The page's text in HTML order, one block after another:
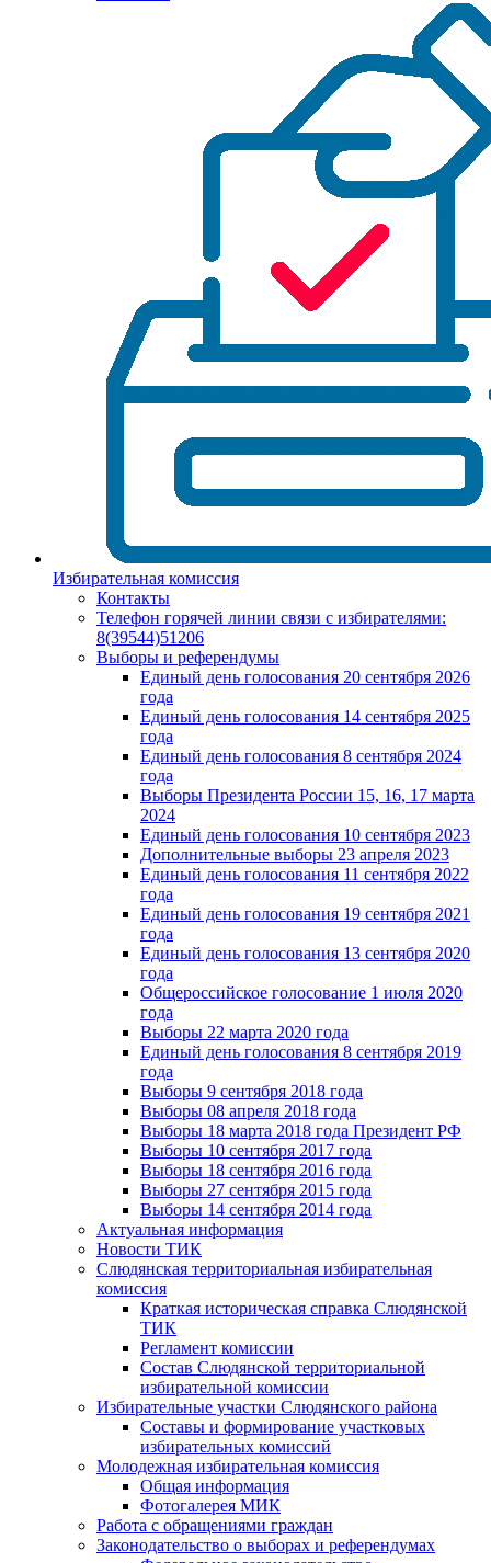
Избирательная комиссия
Контакты
Телефон горячей линии связи с избирателями:
8(39544)51206
Выборы и референдумы
Единый день голосования 20 сентября 2026
года
Единый день голосования 14 сентября 2025
года
Единый день голосования 8 сентября 2024
года
Выборы Президента России 15, 16, 17 марта
2024
Единый день голосования 10 сентября 2023
Дополнительные выборы 23 апреля 2023
Единый день голосования 11 сентября 2022
года
Единый день голосования 19 сентября 2021
года
Единый день голосования 13 сентября 2020
года
Общероссийское голосование 1 июля 2020
года
Выборы 22 марта 2020 года
Единый день голосования 8 сентября 2019
года
Выборы 9 сентября 2018 года
Выборы 08 апреля 2018 года
Выборы 18 марта 2018 года Президент РФ
Выборы 10 сентября 2017 года
Выборы 18 сентября 2016 года
Выборы 27 сентября 2015 года
Выборы 14 сентября 2014 года
Актуальная информация
Новости ТИК
Слюдянская территориальная избирательная
комиссия
Краткая историческая справка Слюдянской
ТИК
Регламент комиссии
Состав Слюдянской территориальной
избирательной комиссии
Избирательные участки Слюдянского района
Составы и формирование участковых
избирательных комиссий
Молодежная избирательная комиссия
Общая информация
Фотогалерея МИК
Работа с обращениями граждан
Законодательство о выборах и референдумах